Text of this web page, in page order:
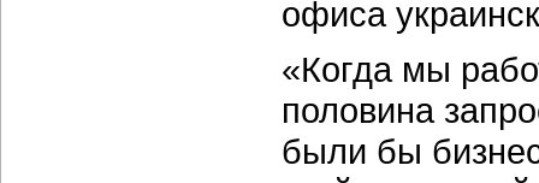
офиса
«Когда мы
половина
были бы